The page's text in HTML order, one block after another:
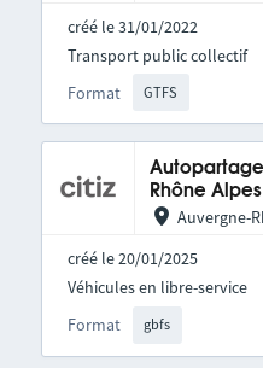
créé le 31/01/2022
Format GTFS
Transport public collectif
Rhône Alpes
Auvergne-
créé le 20/01/2025
Format gbfs
Véhicules en libre-service